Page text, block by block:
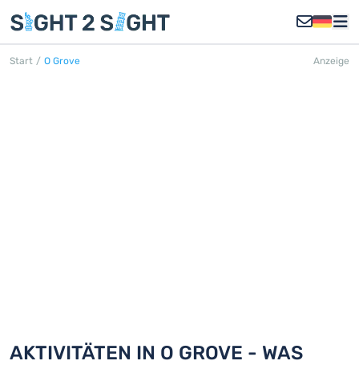
Start / O Grove Anzeige
AKTIVITÄTEN IN O GROVE - WAS